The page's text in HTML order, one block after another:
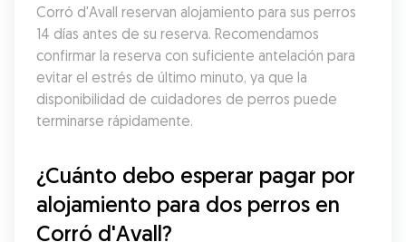
Corró d'Avall reservan alojamiento para sus perros
14 días antes de su reserva. Recomendamos
confirmar la reserva con suficiente antelación para
evitar el estrés de último minuto, ya que la
disponibilidad de cuidadores de perros puede
terminarse rápidamente.
¿Cuánto debo esperar pagar por
alojamiento para dos perros en
Corró d'Avall?